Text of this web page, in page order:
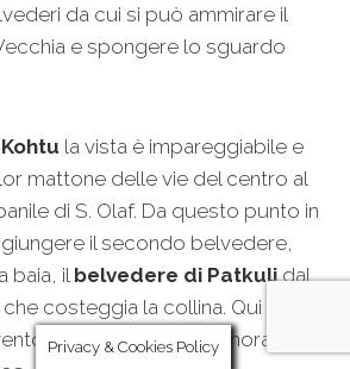
da cui si può ammirare il
e spongere lo sguardo
la vista è impareggiabile e
mattone delle vie del centro al
di S. Olaf. Da questo punto in
il secondo belvedere,
baia, il belvedere di Patkulidal
costeggia la collina. Qui
molto forte ma il panorama è
Privacy & Cookies Policy